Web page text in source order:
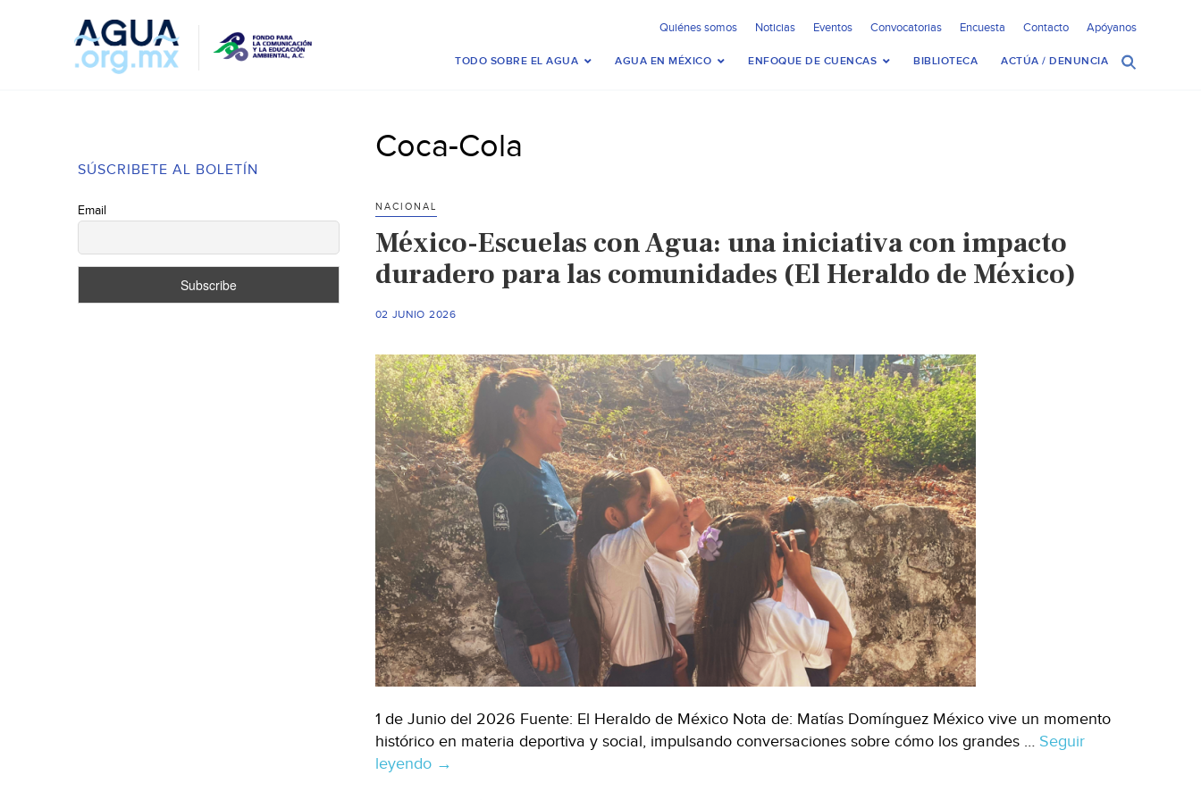
Quiénes somos Noticias Eventos Convocatorias Encuesta Contacto Apóyanos
TODO SOBRE EL AGUA AGUA EN MÉXICO ENFOQUE DE CUENCAS BIBLIOTECA ACTÚA / DENUNCIA
SÚSCRIBETE AL BOLETÍN
Email
Coca-Cola
NACIONAL
México-Escuelas con Agua: una iniciativa con impacto
duradero para las comunidades (El Heraldo de México)
02 JUNIO 2026
1 de Junio del 2026 Fuente: El Heraldo de México Nota de: Matías Domínguez México vive un momento
histórico en materia deportiva y social, impulsando conversaciones sobre cómo los grandes … Seguir
leyendo México-
→